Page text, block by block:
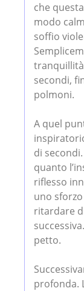
che
modo
soffio
secondi,
polmoni.
A quel
di
quanto
riflesso
uno
ritardare
petto.
profonda.